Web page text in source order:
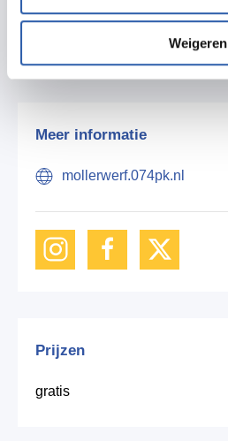
Weigeren
Routebeschrijving
Meer informatie
mollerwerf.074pk.nl
Prijzen
gratis